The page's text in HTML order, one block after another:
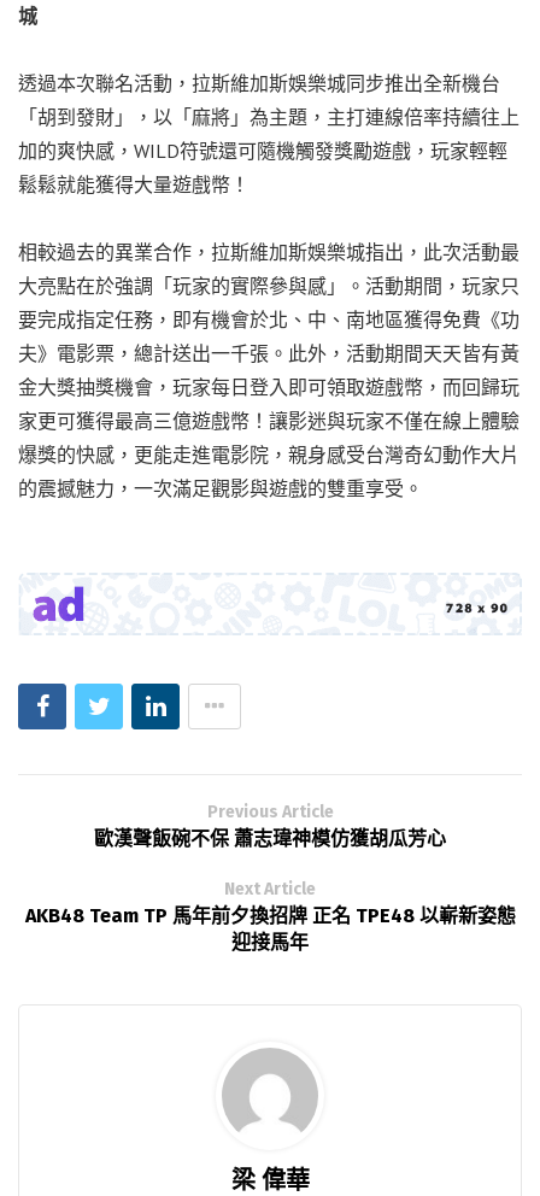
城
透過本次聯名活動，拉斯維加斯娛樂城同步推出全新機台
「胡到發財」，以「麻將」為主題，主打連線倍率持續往上
加的爽快感，WILD符號還可隨機觸發獎勵遊戲，玩家輕輕
鬆鬆就能獲得大量遊戲幣！
相較過去的異業合作，拉斯維加斯娛樂城指出，此次活動最
大亮點在於強調「玩家的實際參與感」。活動期間，玩家只
要完成指定任務，即有機會於北、中、南地區獲得免費《功
夫》電影票，總計送出一千張。此外，活動期間天天皆有黃
金大獎抽獎機會，玩家每日登入即可領取遊戲幣，而回歸玩
家更可獲得最高三億遊戲幣！讓影迷與玩家不僅在線上體驗
爆獎的快感，更能走進電影院，親身感受台灣奇幻動作大片
的震撼魅力，一次滿足觀影與遊戲的雙重享受。
Previous Article
歐漢聲飯碗不保 蕭志瑋神模仿獲胡瓜芳心
Next Article
AKB48 Team TP 馬年前夕換招牌 正名 TPE48 以嶄新姿態
迎接馬年
梁 偉華